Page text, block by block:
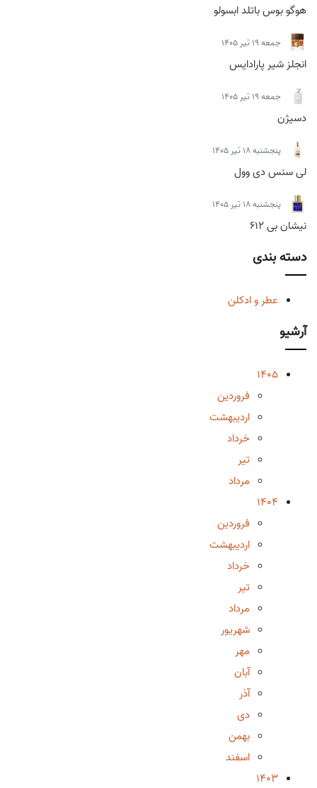
هوگو بوس باتلد ابسولو
جمعه 19 تیر 1405
انجلز شیر پارادایس
جمعه 19 تیر 1405
دسیژن
پنجشنبه 18 تیر 1405
لی سنس دی وول
پنجشنبه 18 تیر 1405
نیشان بی 612
دسته بندی
عطر و ادکلن
آرشیو
1405
فروردین
اردیبهشت
خرداد
تیر
مرداد
1404
فروردین
اردیبهشت
خرداد
تیر
مرداد
شهریور
مهر
آبان
آذر
دی
بهمن
اسفند
1403